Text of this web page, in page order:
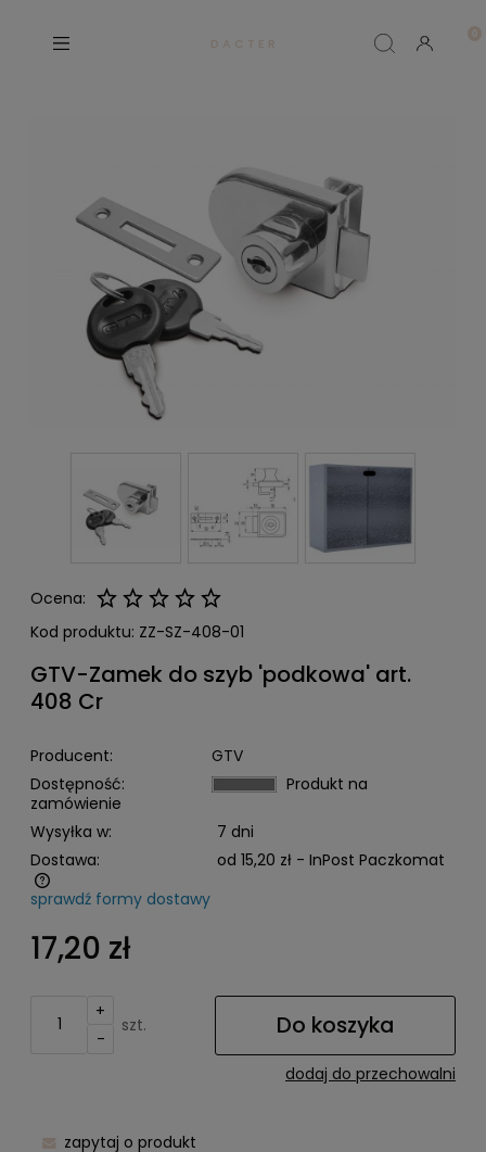
D A C T E R
Ocena:
Kod produktu: ZZ-SZ-408-01
GTV-Zamek do szyb 'podkowa' art.
408 Cr
Producent:
GTV
Dostępność:
Produkt na
zamówienie
Wysyłka w:
7 dni
Dostawa:
od 15,20 zł - InPost Paczkomat
Cena nie zawiera ewentualnych kosztów płatności
sprawdź formy dostawy
17,20 zł
+
-
szt. Do koszyka
dodaj do przechowalni
zapytaj o produkt